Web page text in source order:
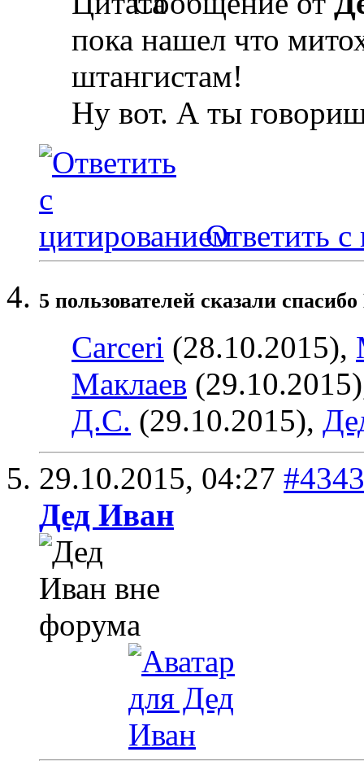
пока нашел что
штангистам!
Ну вот. А ты
Ответить с
5 пользователей сказали
Carceri (28.10.2015),
Маклаев
Д.С. (29.10.2015),
29.10.2015, 04:27 #4343
Дед Иван